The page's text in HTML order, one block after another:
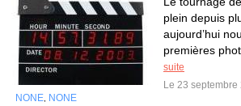
plein depuis
aujourd’hui
premières
suite
Le 23 septembre
NONE NONE